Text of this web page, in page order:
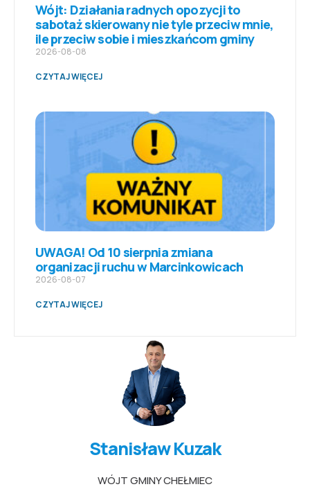
Wójt: Działania radnych opozycji to
sabotaż skierowany nie tyle przeciw mnie,
ile przeciw sobie i mieszkańcom gminy
2026-08-08
CZYTAJ WIĘCEJ
UWAGA! Od 10 sierpnia zmiana
organizacji ruchu w Marcinkowicach
2026-08-07
CZYTAJ WIĘCEJ
Stanisław Kuzak
WÓJT GMINY CHEŁMIEC